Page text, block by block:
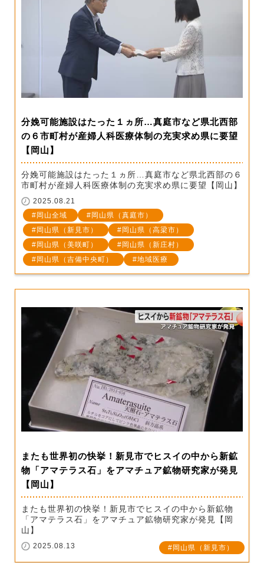
分娩可能施設はたった１ヵ所…真庭市など県北西部
の６市町村が産婦人科医療体制の充実求め県に要望
【岡山】
分娩可能施設はたった１ヵ所…真庭市など県北西部の６
市町村が産婦人科医療体制の充実求め県に要望【岡山】
2025.08.21
岡山全域
岡山県（真庭市）
岡山県（新見市）
岡山県（高梁市）
岡山県（美咲町）
岡山県（新庄村）
岡山県（吉備中央町）
地域医療
またも世界初の快挙！新見市でヒスイの中から新鉱
物「アマテラス石」をアマチュア鉱物研究家が発見
【岡山】
またも世界初の快挙！新見市でヒスイの中から新鉱物
「アマテラス石」をアマチュア鉱物研究家が発見【岡
山】
2025.08.13 岡山県（新見市）